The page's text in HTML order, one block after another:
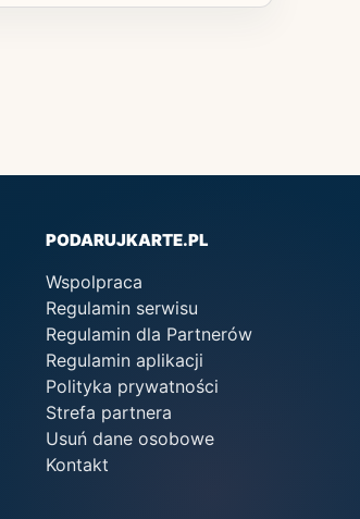
PODARUJKARTE.PL
Wspolpraca
Regulamin serwisu
Regulamin dla Partnerów
Regulamin aplikacji
Polityka prywatności
Strefa partnera
Usuń dane osobowe
Kontakt